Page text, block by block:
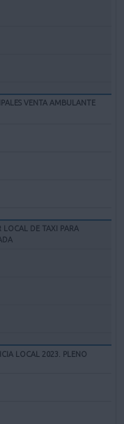
VENTA AMBULANTE
DE TAXI PARA
LOCAL 2023. PLENO